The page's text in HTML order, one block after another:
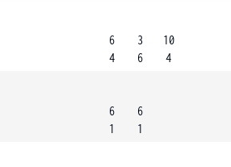
6
4
3
6
10
4
6
1
6
1